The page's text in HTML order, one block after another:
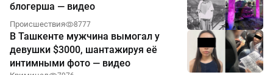
блогерша — видео
Происшествия 8777
В Ташкенте мужчина вымогал у
девушки $3000, шантажируя её
интимными фото — видео